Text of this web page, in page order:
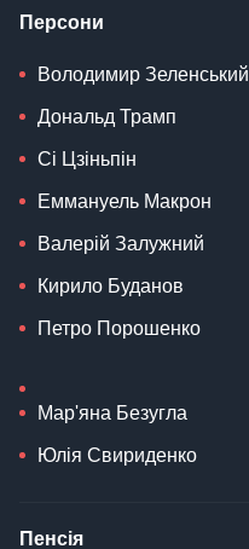
Персони
Володимир Зеленський
Дональд Трамп
Сі Цзіньпін
Еммануель Макрон
Валерій Залужний
Кирило Буданов
Петро Порошенко
Мар'яна Безугла
Юлія Свириденко
Пенсія